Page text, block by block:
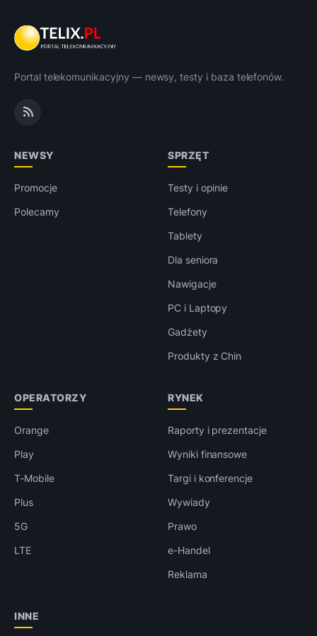
Portal telekomunikacyjny — newsy, testy i baza telefonów.
NEWSY
Promocje
Polecamy
SPRZĘT
Testy i opinie
Telefony
Tablety
Dla seniora
Nawigacje
PC i Laptopy
Gadżety
Produkty z Chin
OPERATORZY
Orange
Play
T-Mobile
Plus
5G
LTE
RYNEK
Raporty i prezentacje
Wyniki finansowe
Targi i konferencje
Wywiady
Prawo
e-Handel
Reklama
INNE